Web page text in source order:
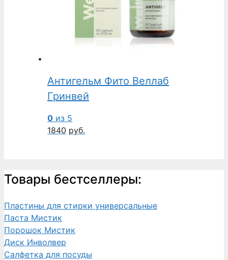
Антигельм Фито Веллаб
Гринвей
0 из 5
1840 руб.
Товары бестселлеры:
Пластины для стирки универсальные
Паста Мистик
Порошок Мистик
Диск Инволвер
Салфетка для посуды